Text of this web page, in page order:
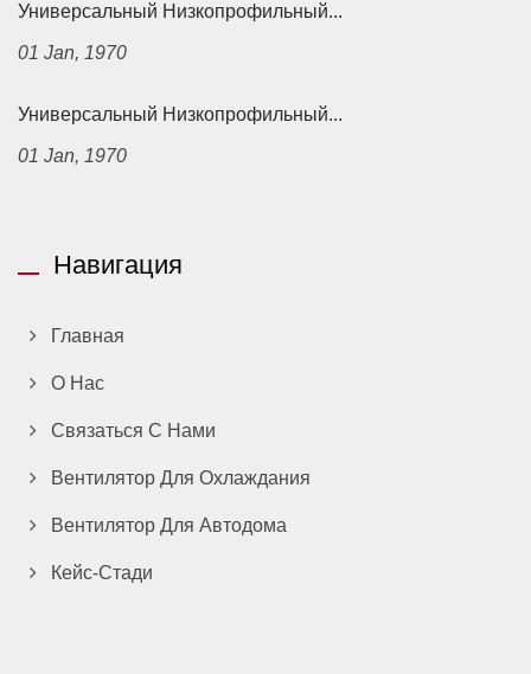
Универсальный Низкопрофильный...
01 Jan, 1970
Универсальный Низкопрофильный...
01 Jan, 1970
Навигация
Главная
О Нас
Связаться С Нами
Вентилятор Для Охлаждания
Вентилятор Для Автодома
Кейс-Стади